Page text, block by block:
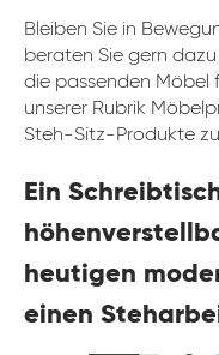
Bleiben Sie in
beraten Sie gern
die passenden Möbel
unserer Rubrik
Steh-Sitz-Produkte zu
Ein
heutigen
einen